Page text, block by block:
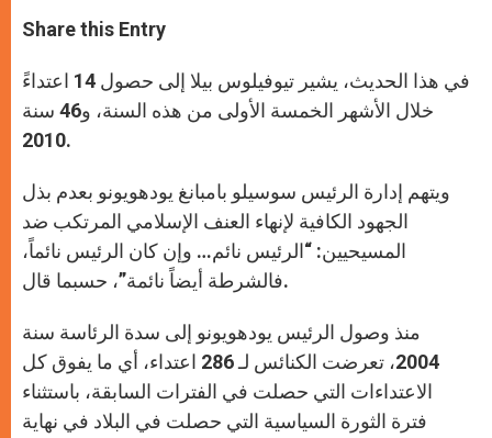
t
s
p
p
s
e
g
e
r
e
b
o
k
r
Share this Entry
في هذا الحديث، يشير تيوفيلوس بيلا إلى حصول 14 اعتداءً
خلال الأشهر الخمسة الأولى من هذه السنة، و46 سنة
2010.
ويتهم إدارة الرئيس سوسيلو بامبانغ يودهويونو بعدم بذل
الجهود الكافية لإنهاء العنف الإسلامي المرتكب ضد
المسيحيين: “الرئيس نائم… وإن كان الرئيس نائماً،
فالشرطة أيضاً نائمة”، حسبما قال.
منذ وصول الرئيس يودهويونو إلى سدة الرئاسة سنة
2004، تعرضت الكنائس لـ 286 اعتداء، أي ما يفوق كل
الاعتداءات التي حصلت في الفترات السابقة، باستثناء
فترة الثورة السياسية التي حصلت في البلاد في نهاية